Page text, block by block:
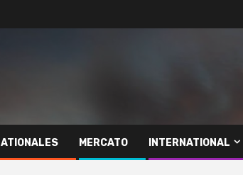
MERCATO INTERNATIONAL